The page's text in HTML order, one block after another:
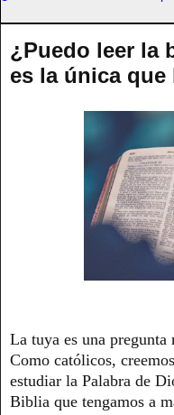
¿Puedo leer la
es la única que
La tuya es una
Como católicos,
estudiar la Palabra de
Biblia que tengamos a